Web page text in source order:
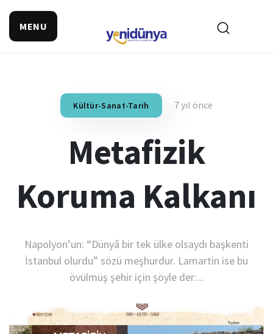
MENU
Kültür-Sanat-Tarih 7 yıl önce
Metafizik
Koruma Kalkanı
Napolyon’un: “Dünyâ bir tek ülke olsaydı başkenti
İstanbul olurdu” sözü meşhurdur. Lamartin ise bu
övülmüş şehir için şöyle der:...